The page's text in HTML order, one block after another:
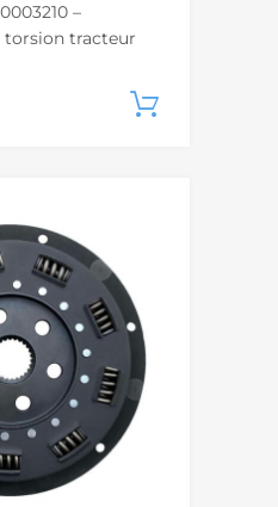
–
torsion tracteur